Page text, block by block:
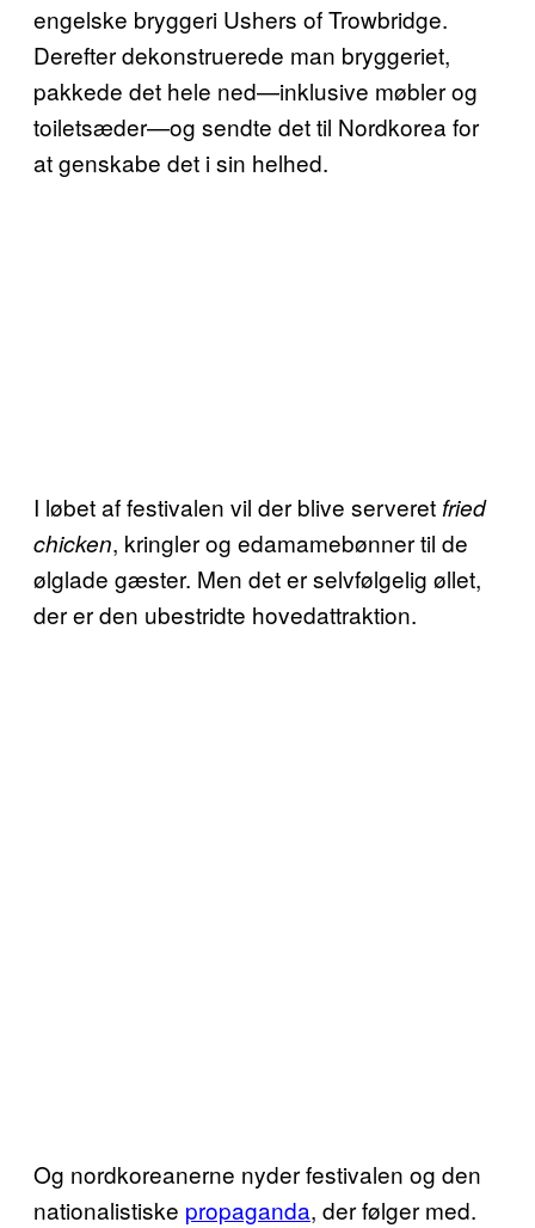
engelske bryggeri Ushers of Trowbridge.
Derefter dekonstruerede man bryggeriet,
pakkede det hele ned—inklusive møbler og
toiletsæder—og sendte det til Nordkorea for
at genskabe det i sin helhed.
I løbet af festivalen vil der blive serveretfried
chicken, kringler og edamamebønner til de
ølglade gæster. Men det er selvfølgelig øllet,
der er den ubestridte hovedattraktion.
Og nordkoreanerne nyder festivalen og den
nationalistiske propaganda, der følger med.